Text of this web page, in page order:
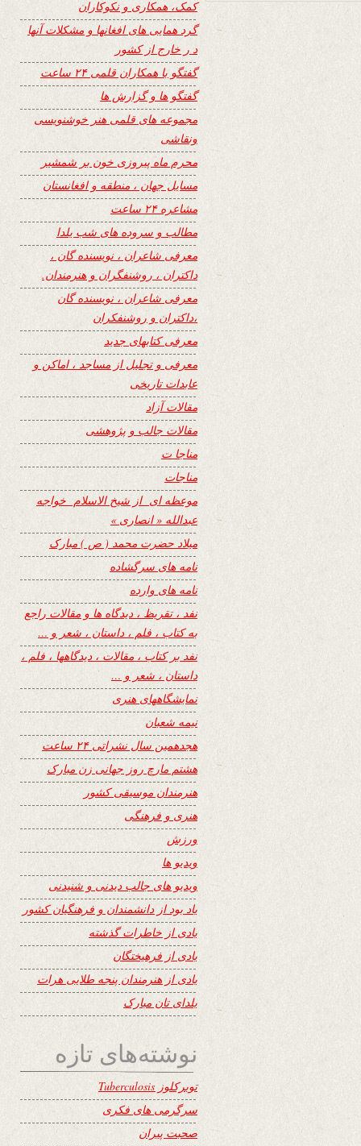
کمک، همکاری و نکوکاران
گرد همایی های افغانها و مشکلات آنها
د ر خارج از کشور
گفتگو با همکاران قلمی ۲۴ ساعت
گفتگو ها و گزارش ها
مجموعه های قلمی هنر خوشنویسی
ونقاشی
محرم ماه پیروزی خون بر شمشیر
مسایل جهان ، منطقه و افغانستان
مشاعره ۲۴ ساعت
مطالب و سروده های شب یلدا
معرفی شاعران ، نویسنده گان ،
داکتران ، روشنفگران و هنرمندان.
معرفی شاعران ، نویسنده گان
،داکتران و روشنفکران
معرفی کتابهای جدید
معرفی و تجلیل از مساجد ، اماکن و
عابدات تاریخی
مقالات آزاد
مقالات جالب و پژوهشی
مناجا ت
مناجات
موعظه ای از شیخ الاسلام خواجه
عبدالله « انصاری »
میلاد حضرت محمد ( ص ) مبارک
نامه های سرگشاده
نامه های وارده
نفد ، تقریظ ، دیدگاه ها و مقالات راجع
به کتاب ، فلم ، داستان ، شعر و …
نفد بر کتاب ، مقالات ، دیدگاهها ، فلم ،
داستان ، شعر و …
نمایشگاههای هنری
نیمه شعبان
هجدهمین سال نشراتی ۲۴ ساعت
هشتم مارچ روز جهانی زن مبارک
هنرمندان موسیقی کشور
هنری و فرهنگی
ورزش
ویدیو ها
ویدیو های جالب دیدنی و شنیدنی
یاد بود از دانشمندان و فرهنگیان کشور
یادی از خاطرات گذشته
یادی از فرهیختگان
یادی از هنرمندان پنجه طلایی هرات
یلدای تان مبارک
نوشته‌های تازه
توبرکلوز Tuberculosis
سرگرمی های فکری
صحبت پیران